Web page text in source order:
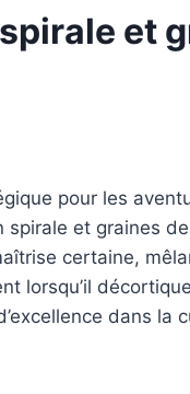
et
pour les
et graines
certaine,
lorsqu’il
dans